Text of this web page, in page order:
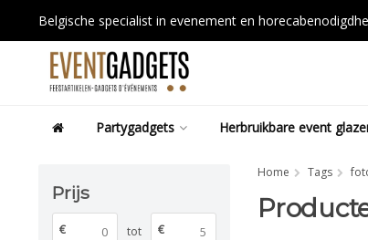
Belgische specialist in evenement en
Partygadgets Herbruikbare event
Prijs
€ tot €
Home Tags